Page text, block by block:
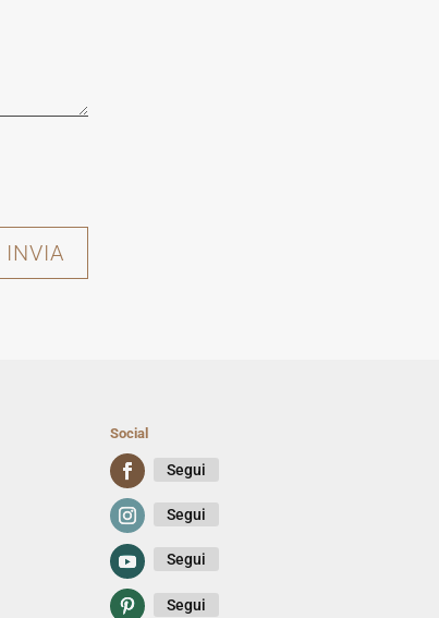
INVIA
Social
Segui
Segui
Segui
Segui